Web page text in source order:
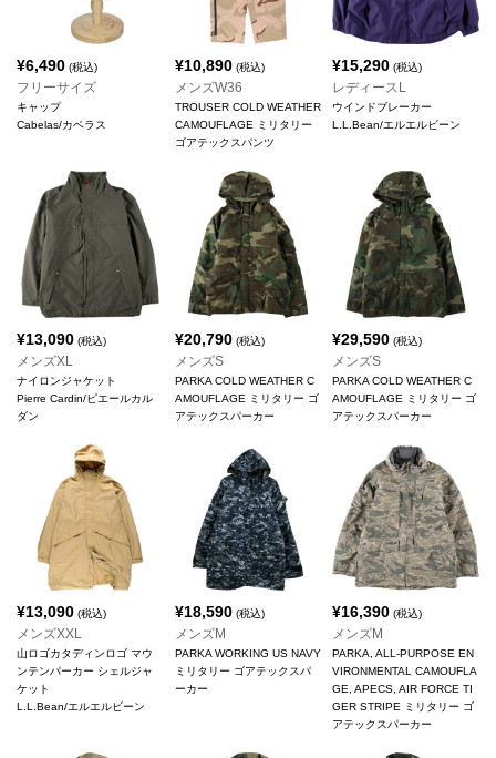
¥6,490 (税込)
フリーサイズ
キャップ
Cabelas/カベラス
¥10,890(税込)
メンズW36
TROUSER COLD WEATHER
CAMOUFLAGE ミリタリー
ゴアテックスパンツ
¥15,290 (税込)
レディースL
ウインドブレーカー
L.L.Bean/エルエルビーン
¥13,090 (税込)
メンズXL
ナイロンジャケット
Pierre Cardin/ピエールカル
ダン
¥20,790(税込)
メンズS
PARKA COLD WEATHER C
AMOUFLAGE ミリタリー ゴ
アテックスパーカー
¥29,590 (税込)
メンズS
PARKA COLD WEATHER C
AMOUFLAGE ミリタリー ゴ
アテックスパーカー
¥13,090 (税込)
メンズXXL
山ロゴカタディンロゴ マウ
ンテンパーカー シェルジャ
ケット
L.L.Bean/エルエルビーン
¥18,590(税込)
メンズM
PARKA WORKING US NAVY
ミリタリー ゴアテックスパ
ーカー
¥16,390 (税込)
メンズM
PARKA, ALL-PURPOSE EN
VIRONMENTAL CAMOUFLA
GE, APECS, AIR FORCE TI
GER STRIPE ミリタリー ゴ
アテックスパーカー